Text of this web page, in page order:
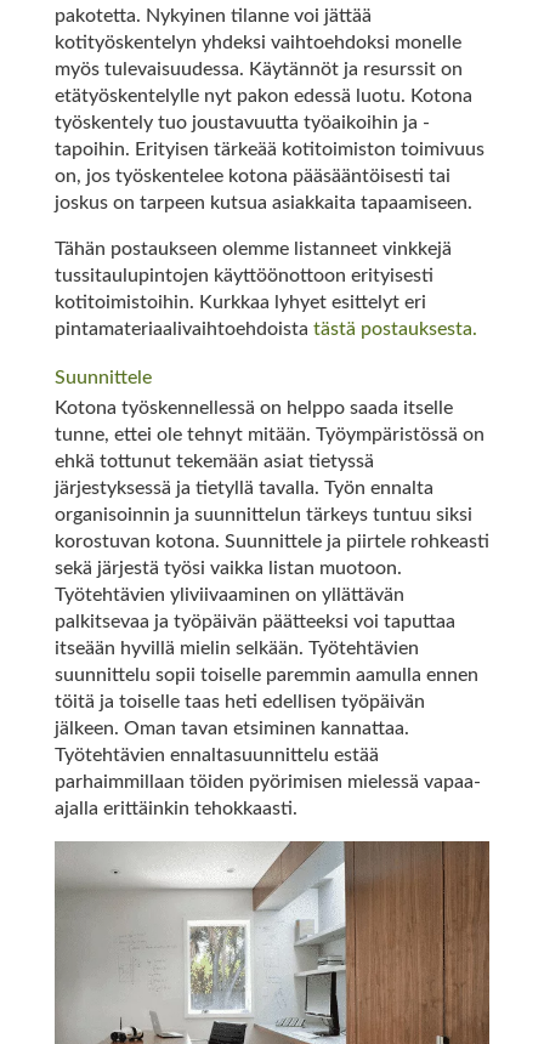
pakotetta. Nykyinen tilanne voi jättää
kotityöskentelyn yhdeksi vaihtoehdoksi monelle
myös tulevaisuudessa. Käytännöt ja resurssit on
etätyöskentelylle nyt pakon edessä luotu. Kotona
työskentely tuo joustavuutta työaikoihin ja -
tapoihin. Erityisen tärkeää kotitoimiston toimivuus
on, jos työskentelee kotona pääsääntöisesti tai
joskus on tarpeen kutsua asiakkaita tapaamiseen.
Tähän postaukseen olemme listanneet vinkkejä
tussitaulupintojen käyttöönottoon erityisesti
kotitoimistoihin. Kurkkaa lyhyet esittelyt eri
pintamateriaalivaihtoehdoista tästä postauksesta.
Suunnittele
Kotona työskennellessä on helppo saada itselle
tunne, ettei ole tehnyt mitään. Työympäristössä on
ehkä tottunut tekemään asiat tietyssä
järjestyksessä ja tietyllä tavalla. Työn ennalta
organisoinnin ja suunnittelun tärkeys tuntuu siksi
korostuvan kotona. Suunnittele ja piirtele rohkeasti
sekä järjestä työsi vaikka listan muotoon.
Työtehtävien yliviivaaminen on yllättävän
palkitsevaa ja työpäivän päätteeksi voi taputtaa
itseään hyvillä mielin selkään. Työtehtävien
suunnittelu sopii toiselle paremmin aamulla ennen
töitä ja toiselle taas heti edellisen työpäivän
jälkeen. Oman tavan etsiminen kannattaa.
Työtehtävien ennaltasuunnittelu estää
parhaimmillaan töiden pyörimisen mielessä vapaa-
ajalla erittäinkin tehokkaasti.